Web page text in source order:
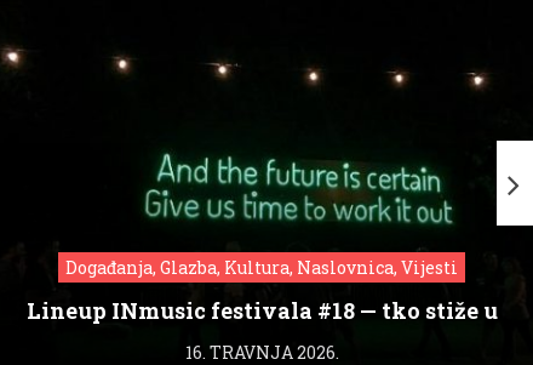
Događanja, Glazba, Kultura, Naslovnica, Vijesti
Lineup INmusic festivala #18 — tko stiže u
Zagreb?
16. TRAVNJA 2026.